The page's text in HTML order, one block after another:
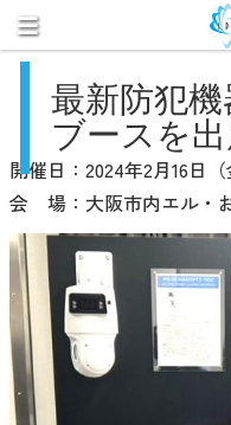
最新防犯
ブースを出
開催日：2024年2月16日（
会 場：大阪市内エル・